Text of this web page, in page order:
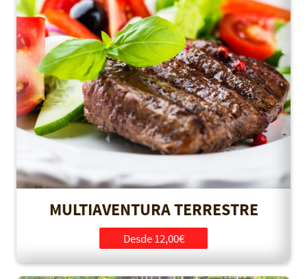
MULTIAVENTURA TERRESTRE
Desde 12,00€